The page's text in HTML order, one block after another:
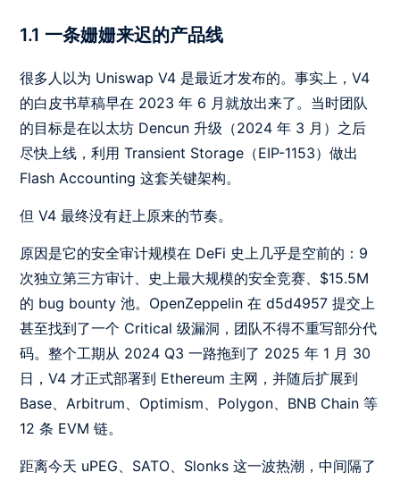
1.1 一条姗姗来迟的产品线
很多人以为 Uniswap V4 是最近才发布的。事实上，V4
的白皮书草稿早在 2023 年 6 月就放出来了。当时团队
的目标是在以太坊 Dencun 升级（2024 年 3 月）之后
尽快上线，利用 Transient Storage（EIP-1153）做出
Flash Accounting 这套关键架构。
但 V4 最终没有赶上原来的节奏。
原因是它的安全审计规模在 DeFi 史上几乎是空前的：9
次独立第三方审计、史上最大规模的安全竞赛、$15.5M
的 bug bounty 池。OpenZeppelin 在 d5d4957 提交上
甚至找到了一个 Critical 级漏洞，团队不得不重写部分代
码。整个工期从 2024 Q3 一路拖到了 2025 年 1 月 30
日，V4 才正式部署到 Ethereum 主网，并随后扩展到
Base、Arbitrum、Optimism、Polygon、BNB Chain 等
12 条 EVM 链。
距离今天 uPEG、SATO、Slonks 这一波热潮，中间隔了